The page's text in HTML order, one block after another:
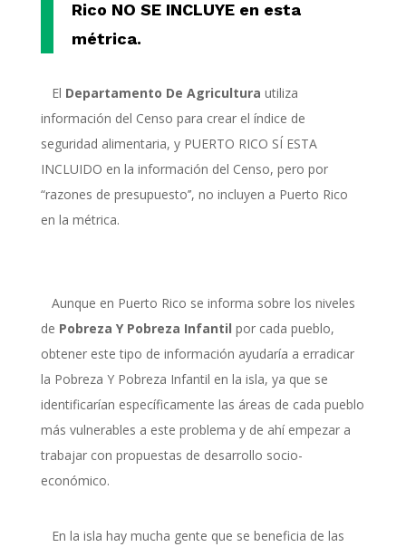
Rico NO SE INCLUYE en esta
métrica.
El Departamento De Agricultura utiliza
información del Censo para crear el índice de
seguridad alimentaria, y PUERTO RICO SÍESTA
INCLUIDO en la información del Censo, pero por
“razones de presupuesto’’, no incluyen a Puerto Rico
en la métrica.
Aunque en Puerto Rico se informa sobre los niveles
de Pobreza Y Pobreza Infantil por cada pueblo,
obtener este tipo de información ayudaría a erradicar
la Pobreza Y Pobreza Infantil en la isla, ya que se
identificarían específicamente las áreas de cada pueblo
más vulnerables a este problema y de ahí empezar a
trabajarcon propuestas de desarrollo socio-
económico.
En la isla hay mucha gente que se beneficia de las